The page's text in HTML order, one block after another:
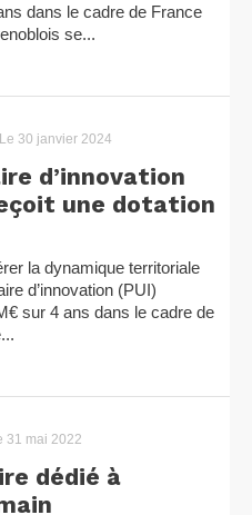
dans le cadre de France
se...
Le 30 janvier 2024
d’innovation
une dotation
la dynamique territoriale
d’innovation (PUI)
sur 4 ans dans le cadre de
31 mai 2022
dédié à